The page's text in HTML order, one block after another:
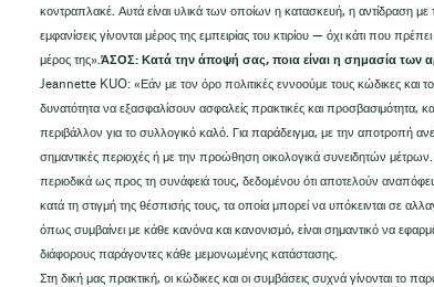
κοντραπλακέ. Αυτά είναι υλικά των οποίων η κατασκευή, η αντίδραση με
εμφανίσεις γίνονται μέρος της εμπειρίας του κτιρίου — όχι κάτι που
μέρος της». ΆΣΟΣ: Κατά την άποψή σας, ποια είναι η σημασία των
Jeannette KUO: «Εάν με τον όρο πολιτικές εννοούμε τους κώδικες και
δυνατότητα να εξασφαλίσουν ασφαλείς πρακτικές και προσβασιμότητα,
περιβάλλον για το συλλογικό καλό. Για παράδειγμα, με την αποτροπή
σημαντικές περιοχές ή με την προώθηση οικολογικά συνειδητών
περιοδικά ως προς τη συνάφειά τους, δεδομένου ότι αποτελούν
κατά τη στιγμή της θέσπισής τους, τα οποία μπορεί να υπόκεινται σε
όπως συμβαίνει με κάθε κανόνα και κανονισμό, είναι σημαντικό να
διάφορους παράγοντες κάθε μεμονωμένης κατάστασης.
Στη δική μας πρακτική, οι κώδικες και οι συμβάσεις συχνά γίνονται το